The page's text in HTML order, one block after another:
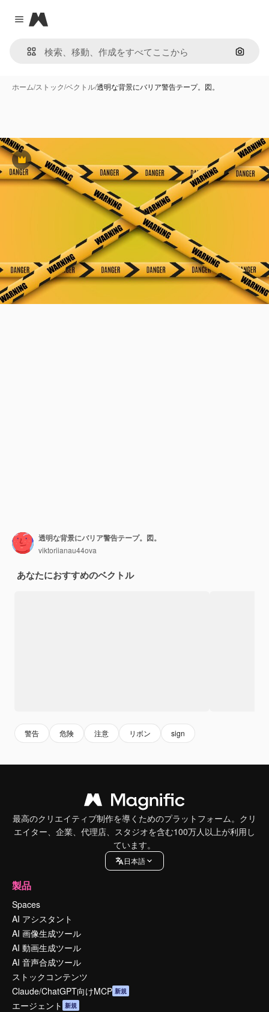
Close menu
Magnific
画像で
ホーム/ストック/ベクトル/透明な背景にバリア警告テープ。図。
Premium
透明な背景にバリア警告テープ。図。
viktoriianau44ova
あなたにおすすめのベクトル
警告 危険 注意 リボン sign
最高のクリエイティブ制作を導くためのプラットフォーム。クリ
エイター、企業、代理店、スタジオを含む100万人以上が利用し
ています。
日本語
製品
Spaces
AI アシスタント
AI 画像生成ツール
AI 動画生成ツール
AI 音声合成ツール
ストックコンテンツ
Claude/ChatGPT向けMCP 新規
エージェント 新規